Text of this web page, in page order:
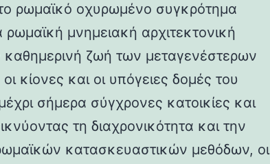
ρωμαϊκό οχυρωμένο συγκρότημα
ρωμαϊκή μνημειακή αρχιτεκτονική
ζωή των μεταγενέστερων
κίονες και οι υπόγειες δομές του
σήμερα σύγχρονες κατοικίες και
τη διαχρονικότητα και την
κατασκευαστικών μεθόδων, οι